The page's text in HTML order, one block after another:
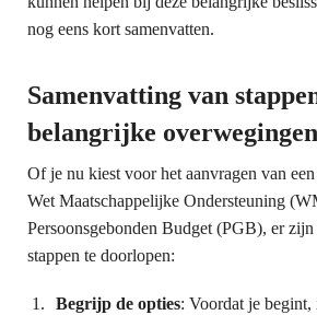
nog eens kort samenvatten.
Samenvatting van
belangrijke overwegingen
Of je nu kiest voor het aanvragen van
Wet Maatschappelijke Ondersteuning
Persoonsgebonden Budget (PGB), er
stappen te doorlopen:
Begrijp de opties: Voordat je begint,